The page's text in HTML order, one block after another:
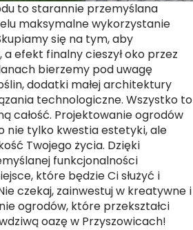
to starannie przemyślana
maksymalne wykorzystanie
się na tym, aby
efekt finalny cieszył oko przez
bierzemy pod uwagę
dodatki małej architektury
technologiczne. Wszystko to
całość. Projektowanie ogrodów
nie tylko kwestia estetyki, ale
Twojego życia. Dzięki
funkcjonalności
które będzie Ci służyć i
czekaj, zainwestuj w kreatywne i
ogrodów, które przekształci
oazę w Przyszowicach!